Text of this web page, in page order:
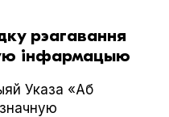
рэагавання
інфармацыю
Указа «Аб